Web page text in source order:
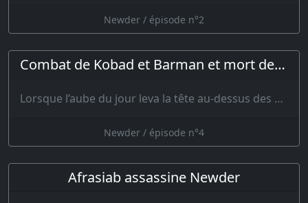
Newder / épisode n°2
Combat de Kobad et Barman et mort de Kobad
Lorsque l’aube du jour leva la tête au-dessus des montagnes, un éclaireur s’…
Newder / épisode n°4
Afrasiab assassine Newder